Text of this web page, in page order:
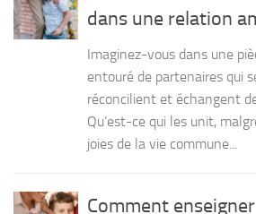
dans une relation
Imaginez-vous dans une
entouré de partenaires qui
réconcilient et échangent
Qu’est-ce qui les unit,
joies de la vie commune...
Comment